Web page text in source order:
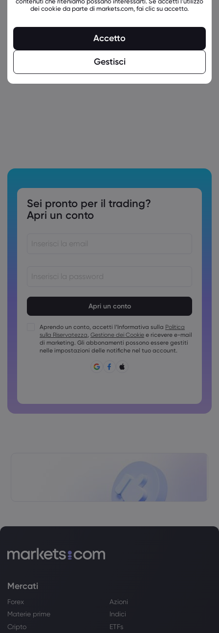
latest_education_articles
Sei pronto per il trading?
Apri un conto
Le password devono contenere almeno 1 carattere
Le password devono contenere almeno una maiuscola
Le password devono contenere almeno una minuscola
La password deve contenere ~!@#£%^&amp;*()_-
Non è possibile usare password comuni
Aprendo un conto, accetti l’Informativa sulla Politica
sulla Riservatezza, Gestione dei Cookie e ricevere e-mail
di marketing. Gli abbonamenti possono essere gestiti
nelle impostazioni delle notifiche nel tuo account.
Mercati
Forex
Azioni
Materie prime
Indici
Cripto
ETFs
dei cookie da parte di markets.com, fai clic su accetto.
Accetto
Gestisci